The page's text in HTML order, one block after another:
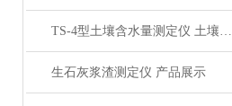
TS-4型土壤含水量测定仪 土壤湿度密度仪 产品展示
生石灰浆渣测定仪 产品展示